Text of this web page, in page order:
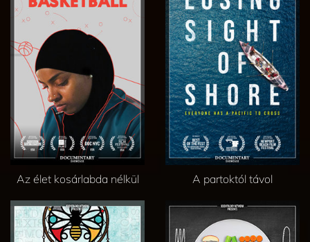
Az élet kosárlabda nélkül A partoktól távol